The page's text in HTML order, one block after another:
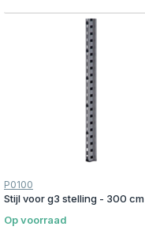
P0100
Stijl voor g3 stelling - 300 cm
Op voorraad